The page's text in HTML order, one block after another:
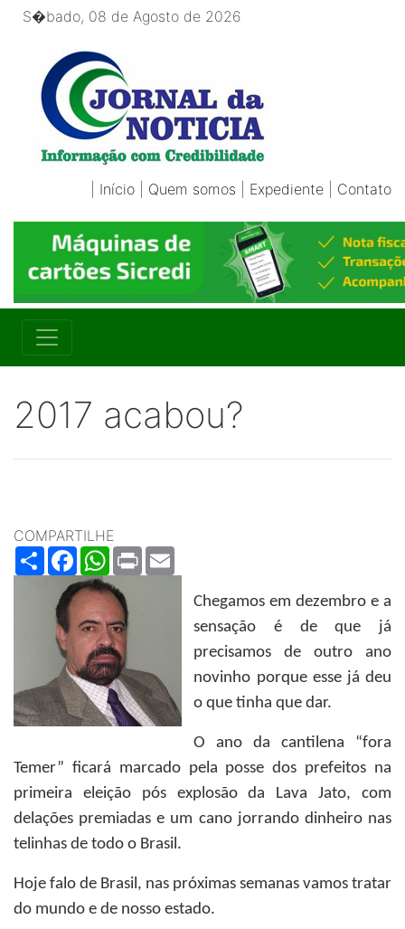
S�bado, 08 de Agosto de 2026
Início Quem somos Expediente Contato
2017 acabou?
COMPARTILHE
ShareFacebookWhatsApp
Print
Chegamos em dezembro e a
sensação é de que já
precisamos de outro ano
novinho porque esse já deu
o que tinha que dar.
O ano da cantilena “fora
Temer” ficará marcado pela posse dos prefeitos na
primeira eleição pós explosão da Lava Jato, com
delações premiadas e um cano jorrando dinheiro nas
telinhas de todo o Brasil.
Hoje falo de Brasil, nas próximas semanas vamos tratar
do mundo e de nosso estado.